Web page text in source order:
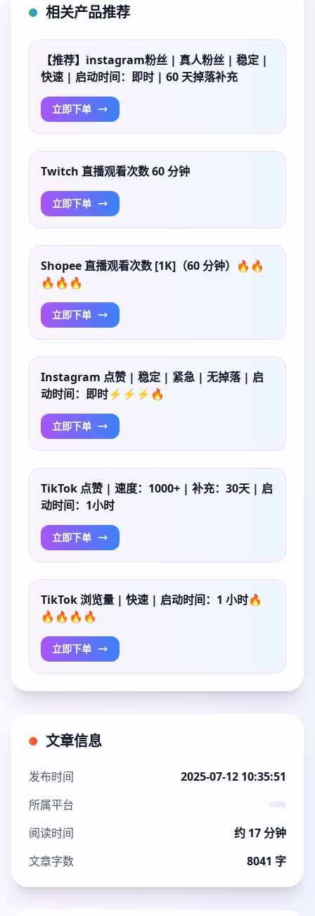
相关产品推荐
【推荐】instagram粉丝 | 真人粉丝 | 稳定 |
快速 | 启动时间：即时 | 60 天掉落补充
立即下单
Twitch 直播观看次数 60 分钟
立即下单
Shopee 直播观看次数 [1K]（60 分钟）🔥🔥
🔥🔥🔥
立即下单
Instagram 点赞 | 稳定 | 紧急 | 无掉落 | 启
动时间：即时⚡⚡⚡🔥
立即下单
TikTok 点赞 | 速度：1000+ | 补充：30天 | 启
动时间：1小时
立即下单
TikTok 浏览量 | 快速 | 启动时间：1 小时🔥
🔥🔥🔥🔥
立即下单
文章信息
发布时间
2025-07-12 10:35:51
所属平台
阅读时间
约 17 分钟
文章字数
8041 字